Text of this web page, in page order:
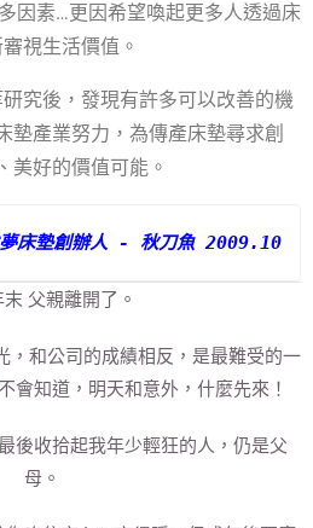
因素…更因希望喚起更多人透過床
視生活價值。
究後，發現有許多可以改善的機
墊產業努力，為傳產床墊尋求創
美好的價值可能。
床墊創辦人 - 秋刀魚 2009.10
父親離開了。
，和公司的成績相反，是最難受的一
會知道，明天和意外，什麼先來！
後收拾起我年少輕狂的人，仍是父
母。